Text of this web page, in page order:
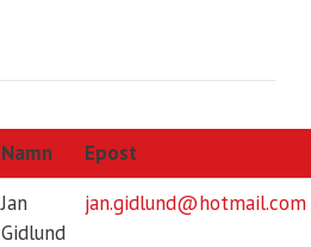
Namn
Epost
Jan
Gidlund
jan.gidlund@hotmail.com